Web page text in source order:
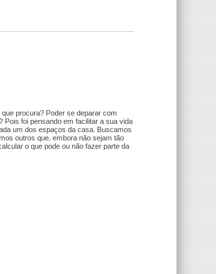
procura? Poder se deparar com
foi pensando em facilitar a sua vida
um dos espaços da casa. Buscamos
outros que, embora não sejam tão
o que pode ou não fazer parte da